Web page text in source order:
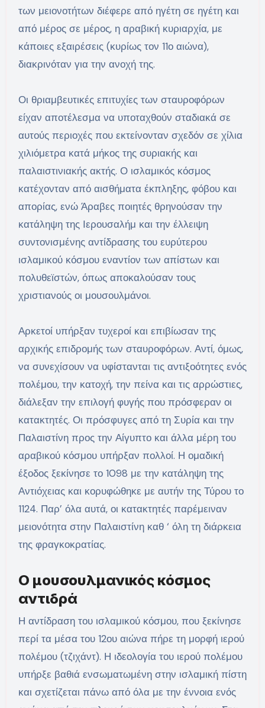
των μειονοτήτων διέφερε από ηγέτη σε ηγέτη και
από μέρος σε μέρος, η αραβική κυριαρχία, με
κάποιες εξαιρέσεις (κυρίως τον 11ο αιώνα),
διακρινόταν για την ανοχή της.
Οι θριαμβευτικές επιτυχίες των σταυροφόρων
είχαν αποτέλεσμα να υποταχθούν σταδιακά σε
αυτούς περιοχές που εκτείνονταν σχεδόν σε χίλια
χιλιόμετρα κατά μήκος της συριακής και
παλαιστινιακής ακτής. Ο ισλαμικός κόσμος
κατέχονταν από αισθήματα έκπληξης, φόβου και
απορίας, ενώ Άραβες ποιητές θρηνούσαν την
κατάληψη της Ιερουσαλήμ και την έλλειψη
συντονισμένης αντίδρασης του ευρύτερου
ισλαμικού κόσμου εναντίον των απίστων και
πολυθεϊστών, όπως αποκαλούσαν τους
χριστιανούς οι μουσουλμάνοι.
Αρκετοί υπήρξαν τυχεροί και επιβίωσαν της
αρχικής επιδρομής των σταυροφόρων. Αντί, όμως,
να συνεχίσουν να υφίστανται τις αντιξοότητες ενός
πολέμου, την κατοχή, την πείνα και τις αρρώστιες,
διάλεξαν την επιλογή φυγής που πρόσφεραν οι
κατακτητές. Οι πρόσφυγες από τη Συρία και την
Παλαιστίνη προς την Αίγυπτο και άλλα μέρη του
αραβικού κόσμου υπήρξαν πολλοί. Η ομαδική
έξοδος ξεκίνησε το 1098 με την κατάληψη της
Αντιόχειας και κορυφώθηκε με αυτήν της Τύρου το
1124. Παρ’ όλα αυτά, οι κατακτητές παρέμειναν
μειονότητα στην Παλαιστίνη καθ ‘ όλη τη διάρκεια
της φραγκοκρατίας.
Ο μουσουλμανικός κόσμος
αντιδρά
Η αντίδραση του ισλαμικού κόσμου, που ξεκίνησε
περί τα μέσα του 12ου αιώνα πήρε τη μορφή ιερού
πολέμου (τζιχάντ). Η ιδεολογία του ιερού πολέμου
υπήρξε βαθιά ενσωματωμένη στην ισλαμική πίστη
και σχετίζεται πάνω από όλα με την έννοια ενός